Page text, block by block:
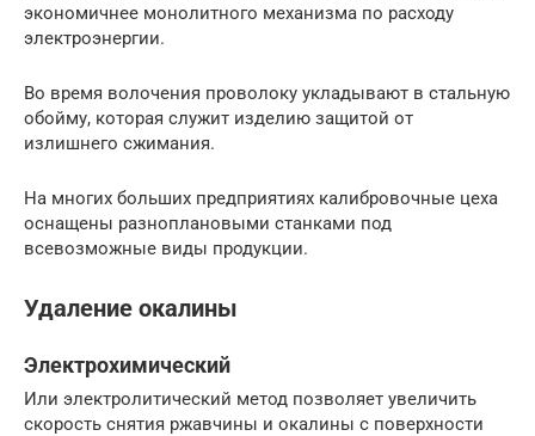
экономичнее монолитного механизма по расходу
электроэнергии.
Во время волочения проволоку укладывают в стальную
обойму, которая служит изделию защитой от
излишнего сжимания.
На многих больших предприятиях калибровочные цеха
оснащены разноплановыми станками под
всевозможные виды продукции.
Удаление окалины
Электрохимический
Или электролитический метод позволяет увеличить
скорость снятия ржавчины и окалины с поверхности